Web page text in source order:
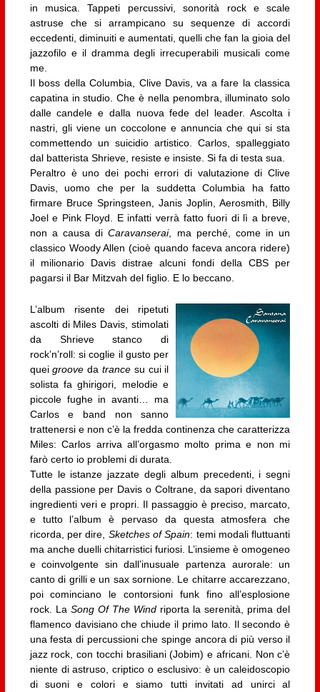
in musica. Tappeti percussivi, sonorità rock e scale
astruse che si arrampicano su sequenze di accordi
eccedenti, diminuiti e aumentati, quelli che fan la gioia del
jazzofilo e il dramma degli irrecuperabili musicali come
me.
Il boss della Columbia, Clive Davis, va a fare la classica
capatina in studio. Che è nella penombra, illuminato solo
dalle candele e dalla nuova fede del leader. Ascolta i
nastri, gli viene un coccolone e annuncia che qui si sta
commettendo un suicidio artistico. Carlos, spalleggiato
dal batterista Shrieve, resiste e insiste. Si fa di testa sua.
Peraltro è uno dei pochi errori di valutazione di Clive
Davis, uomo che per la suddetta Columbia ha fatto
firmare Bruce Springsteen, Janis Joplin, Aerosmith, Billy
Joel e Pink Floyd. E infatti verrà fatto fuori di lì a breve,
non a causa diCaravanserai, ma perché, come in un
classico Woody Allen (cioè quando faceva ancora ridere)
il milionario Davis distrae alcuni fondi della CBS per
pagarsi il Bar Mitzvah del figlio. E lo beccano.
L’album risente dei ripetuti
ascolti di Miles Davis, stimolati
da Shrieve stanco di
rock’n’roll: si coglie il gusto per
queigroovedatrance su cui il
solista fa ghirigori, melodie e
piccole fughe in avanti… ma
Carlos e band non sanno
trattenersi e non c’è la fredda continenza che caratterizza
Miles: Carlos arriva all’orgasmo molto prima e non mi
farò certo io problemi di durata.
Tutte le istanze jazzate degli album precedenti, i segni
della passione per Davis o Coltrane, da sapori diventano
ingredienti veri e propri. Il passaggio è preciso, marcato,
e tutto l’album è pervaso da questa atmosfera che
ricorda, per dire, Sketches of Spain: temi modali fluttuanti
ma anche duelli chitarristici furiosi. L’insieme è omogeneo
e coinvolgente sin dall’inusuale partenza aurorale: un
canto di grilli e un sax sornione. Le chitarre accarezzano,
poi cominciano le contorsioni funk fino all’esplosione
rock. La Song Of The Wind riporta la serenità, prima del
flamenco davisiano che chiude il primo lato. Il secondo è
una festa di percussioni che spinge ancora di più verso il
jazz rock, con tocchi brasiliani (Jobim) e africani. Non c’è
niente di astruso, criptico o esclusivo: è un caleidoscopio
di suoni e colori e siamo tutti invitati ad unirci al